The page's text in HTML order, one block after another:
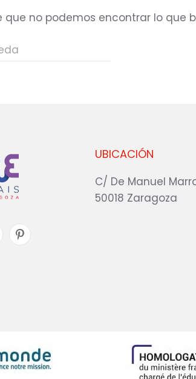
que no podemos encontrar lo que
UBICACIÓN
C/ De Manuel
50018 Zaragoza